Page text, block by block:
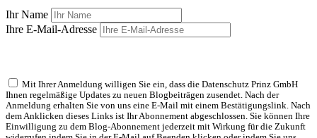
Ihr Name
Ihre E-Mail-Adresse
Mit Ihrer Anmeldung willigen Sie ein, dass die Datenschutz Prinz GmbH
Ihnen regelmäßige Updates zu neuen Blogbeiträgen zusendet. Nach der
Anmeldung erhalten Sie von uns eine E-Mail mit einem Bestätigungslink. Nach
dem Anklicken dieses Links ist Ihr Abonnement abgeschlossen. Sie können Ihre
Einwilligung zu dem Blog-Abonnement jederzeit mit Wirkung für die Zukunft